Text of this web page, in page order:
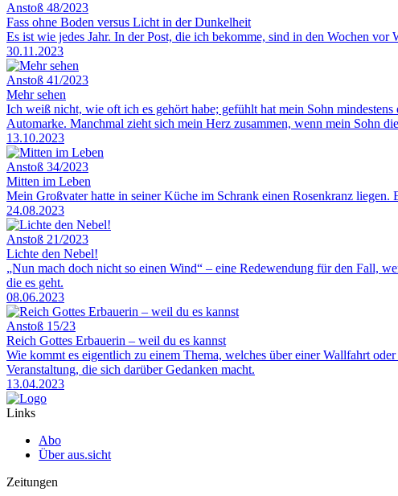
Anstoß 48/2023
Fass ohne Boden versus Licht in der Dunkelheit
Es ist wie jedes Jahr. In der Post, die ich bekomme, sind in den Wochen
30.11.2023
Anstoß 41/2023
Mehr sehen
Ich weiß nicht, wie oft ich es gehört habe; gefühlt hat mein Sohn
Automarke. Manchmal zieht sich mein Herz zusammen, wenn mein Sohn
13.10.2023
Anstoß 34/2023
Mitten im Leben
Mein Großvater hatte in seiner Küche im Schrank einen Rosenkranz
24.08.2023
Anstoß 21/2023
Lichte den Nebel!
„Nun mach doch nicht so einen Wind“ – eine Redewendung für den Fall,
die es geht.
08.06.2023
Anstoß 15/23
Reich Gottes Erbauerin – weil du es kannst
Wie kommt es eigentlich zu einem Thema, welches über einer Wallfahrt
Veranstaltung, die sich darüber Gedanken macht.
13.04.2023
Links
Abo
Über aus.sicht
Zeitungen